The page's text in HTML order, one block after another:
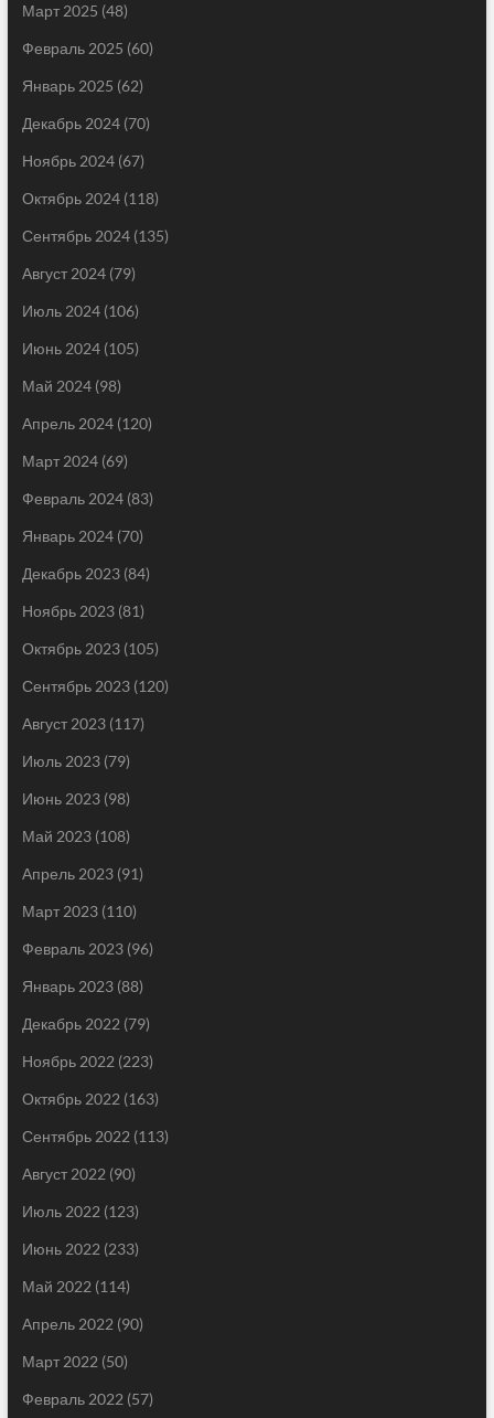
Март 2025 (48)
Февраль 2025 (60)
Январь 2025 (62)
Декабрь 2024(70)
Ноябрь 2024(67)
Октябрь 2024(118)
Сентябрь 2024(135)
Август 2024(79)
Июль 2024(106)
Июнь 2024(105)
Май 2024(98)
Апрель 2024(120)
Март 2024(69)
Февраль 2024(83)
Январь 2024(70)
Декабрь 2023(84)
Ноябрь 2023(81)
Октябрь 2023(105)
Сентябрь 2023(120)
Август 2023(117)
Июль 2023(79)
Июнь 2023(98)
Май 2023(108)
Апрель 2023(91)
Март 2023(110)
Февраль 2023(96)
Январь 2023(88)
Декабрь 2022 (79)
Ноябрь 2022 (223)
Октябрь 2022 (163)
Сентябрь 2022 (113)
Август 2022 (90)
Июль 2022 (123)
Июнь 2022 (233)
Май 2022 (114)
Апрель 2022 (90)
Март 2022 (50)
Февраль 2022 (57)